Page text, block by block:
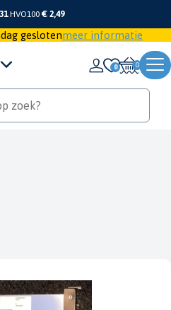
HVO100 € 2,49
geslotenmeer informatie
0